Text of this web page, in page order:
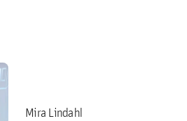
Mira Lindahl